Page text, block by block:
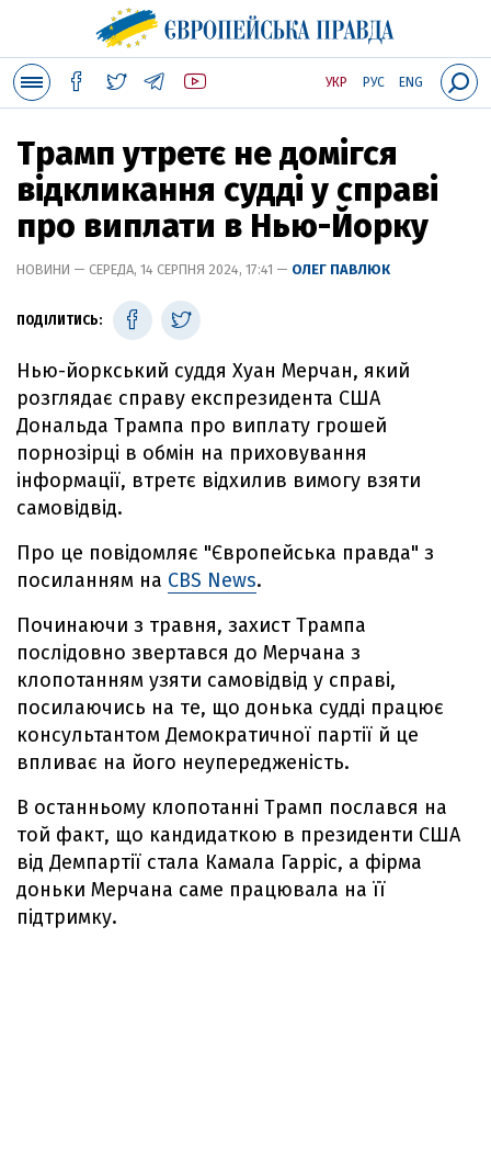
УКР РУС ENG
Трамп утретє не домігся
відкликання судді у справі
про виплати в Нью-Йорку
НОВИНИ — СЕРЕДА, 14 СЕРПНЯ 2024, 17:41 — ОЛЕГ ПАВЛЮК
ПОДІЛИТИСЬ:
Нью-йоркський суддя Хуан Мерчан, який
розглядає справу експрезидента США
Дональда Трампа про виплату грошей
порнозірці в обмін на приховування
інформації, втретє відхилив вимогу взяти
самовідвід.
Про це повідомляє "Європейська правда" з
посиланням на CBS News.
Починаючи з травня, захист Трампа
послідовно звертався до Мерчана з
клопотанням узяти самовідвід у справі,
посилаючись на те, що донька судді працює
консультантом Демократичної партії й це
впливає на його неупередженість.
В останньому клопотанні Трамп послався на
той факт, що кандидаткою в президенти США
від Демпартії стала Камала Гарріс, а фірма
доньки Мерчана саме працювала на її
підтримку.